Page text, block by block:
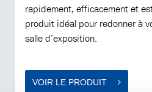
rapidement, efficacement et
produit idéal pour redonner à
salle d’exposition.
VOIR LE PRODUIT